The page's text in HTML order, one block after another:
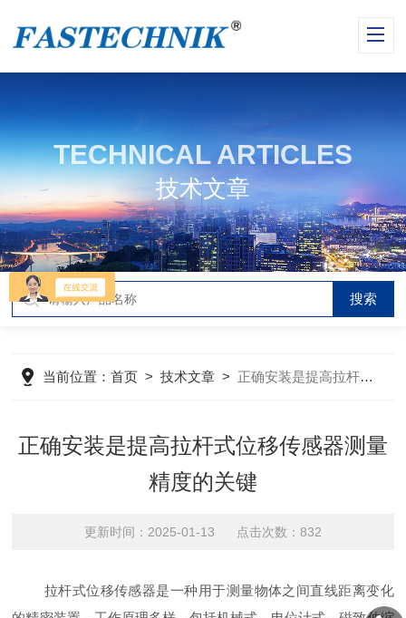
TECHNICAL ARTICLES
技术文章
当前位置：首页 >技术文章 > 正确安装是提高拉杆式位移传感器测量精度的关键
正确安装是提高拉杆式位移传感器测量
精度的关键
更新时间：2025-01-13 点击次数：832
拉杆式位移传感器是一种用于测量物体之间直线距离变化